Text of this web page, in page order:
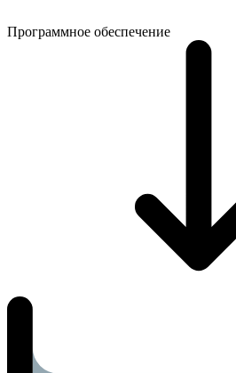
Программное обеспечение